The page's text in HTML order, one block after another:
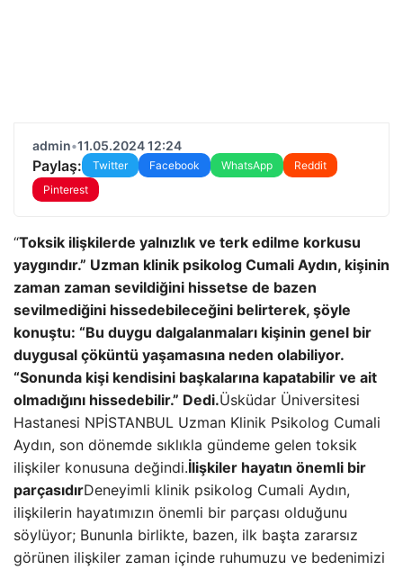
admin•11.05.2024 12:24
Paylaş: Twitter Facebook WhatsApp
Reddit
Pinterest
“Toksik ilişkilerde yalnızlık ve terk edilme korkusu
yaygındır.” Uzman klinik psikolog Cumali Aydın, kişinin
zaman zaman sevildiğini hissetse de bazen
sevilmediğini hissedebileceğini belirterek, şöyle
konuştu: “Bu duygu dalgalanmaları kişinin genel bir
duygusal çöküntü yaşamasına neden olabiliyor.
“Sonunda kişi kendisini başkalarına kapatabilir ve ait
olmadığını hissedebilir.” Dedi.Üsküdar Üniversitesi
Hastanesi NPİSTANBUL Uzman Klinik Psikolog Cumali
Aydın, son dönemde sıklıkla gündeme gelen toksik
ilişkiler konusuna değindi.İlişkiler hayatın önemli bir
parçasıdırDeneyimli klinik psikolog Cumali Aydın,
ilişkilerin hayatımızın önemli bir parçası olduğunu
söylüyor; Bununla birlikte, bazen, ilk başta zararsız
görünen ilişkiler zaman içinde ruhumuzu ve bedenimizi